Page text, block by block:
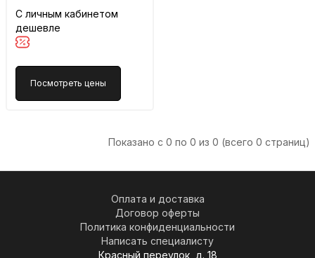
С личным кабинетом
дешевле
Посмотреть цены
Показано с 0 по 0 из 0 (всего 0 страниц)
Оплата и доставка
Договор оферты
Политика конфиденциальности
Написать специалисту
Красный переулок, д. 18